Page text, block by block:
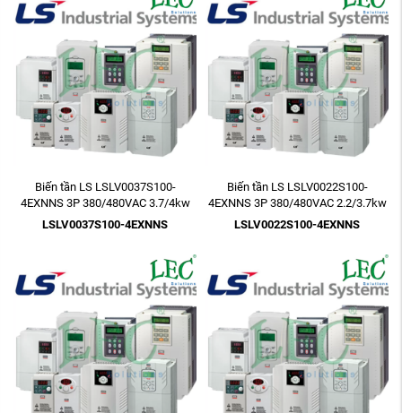
Biến tần LS LSLV0037S100-
4EXNNS 3P 380/480VAC 3.7/4kw
5HP
LSLV0037S100-4EXNNS
Biến tần LS LSLV0022S100-
4EXNNS 3P 380/480VAC 2.2/3.7kw
3HP
LSLV0022S100-4EXNNS